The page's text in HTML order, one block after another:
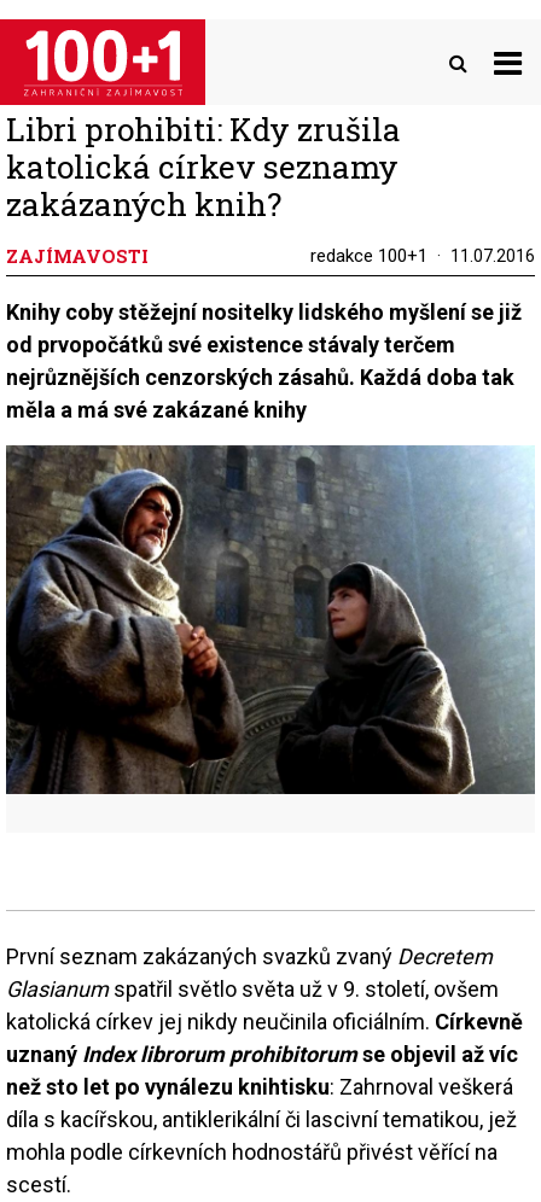
Přejít
hlavnímu
obsahu
Libri prohibiti: Kdy zrušila
katolická církev seznamy
zakázaných knih?
ZAJÍMAVOSTI redakce 100+1 11.07.2016
Knihy coby stěžejní nositelky lidského myšlení se již
od prvopočátků své existence stávaly terčem
nejrůznějších cenzorských zásahů. Každá doba tak
měla a má své zakázané knihy
První seznam zakázaných svazků zvaný Decretem
Glasianumspatřil světlo světa už v 9. století, ovšem
katolická církev jej nikdy neučinila oficiálním. Církevně
uznaný Index librorum prohibitorumse objevil až víc
než sto let po vynálezu knihtisku: Zahrnoval veškerá
díla s kacířskou, antiklerikální či lascivní tematikou, jež
mohla podle církevních hodnostářů přivést věřící na
scestí.